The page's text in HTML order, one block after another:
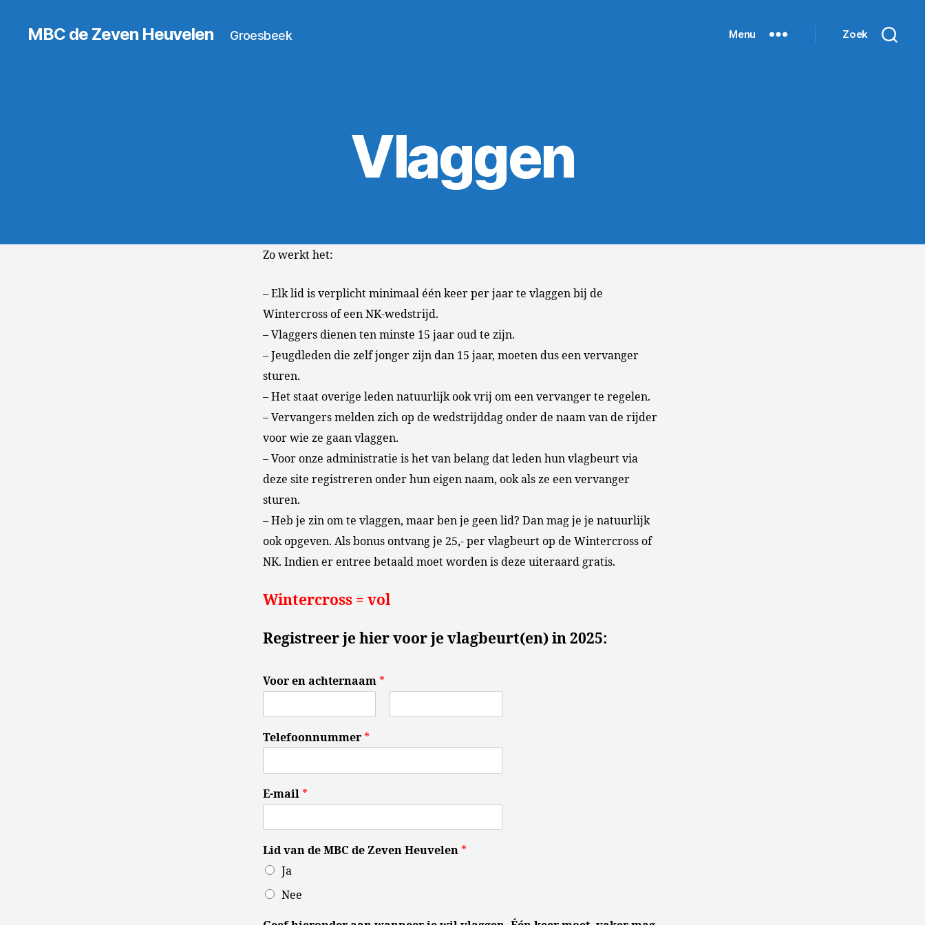
MBC de Zeven Heuvelen Groesbeek Menu Zoek
Vlaggen
Zo werkt het:
– Elk lid is verplicht minimaal één keer per jaar te vlaggen bij de
Wintercross of een NK-wedstrijd.
– Vlaggers dienen ten minste 15 jaar oud te zijn.
– Jeugdleden die zelf jonger zijn dan 15 jaar, moeten dus een vervanger
sturen.
– Het staat overige leden natuurlijk ook vrij om een vervanger te regelen.
– Vervangers melden zich op de wedstrijddag onder de naam van de rijder
voor wie ze gaan vlaggen.
– Voor onze administratie is het van belang dat leden hun vlagbeurt via
deze site registreren onder hun eigen naam, ook als ze een vervanger
sturen.
– Heb je zin om te vlaggen, maar ben je geen lid? Dan mag je je natuurlijk
ook opgeven. Als bonus ontvang je 25,- per vlagbeurt op de Wintercross of
NK. Indien er entree betaald moet worden is deze uiteraard gratis.
Wintercross = vol
Registreer je hier voor je vlagbeurt(en) in 2025:
Voor en achternaam *
o
o
a
a
m
r
Telefoonnummer *
E-mail *
Lid van de MBC de Zeven Heuvelen *
Ja
Nee